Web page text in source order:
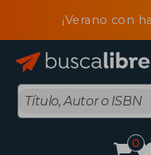
¡Verano con
0